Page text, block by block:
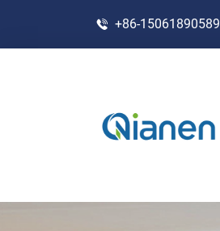
+86-15061890589